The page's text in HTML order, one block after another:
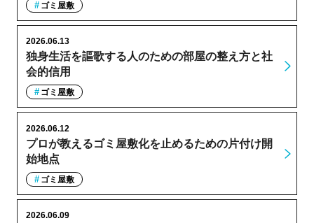
ゴミ屋敷
独身生活を謳歌する人のための部屋の整え方と社
会的信用
2026.06.13
ゴミ屋敷
プロが教えるゴミ屋敷化を止めるための片付け開
始地点
2026.06.12
ゴミ屋敷
2026.06.09